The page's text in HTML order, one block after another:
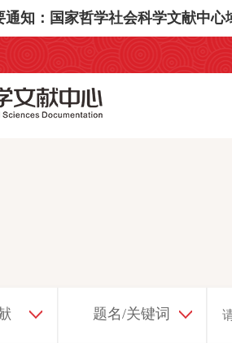
通知：国家哲学社会科学文献中心
题名/关键词